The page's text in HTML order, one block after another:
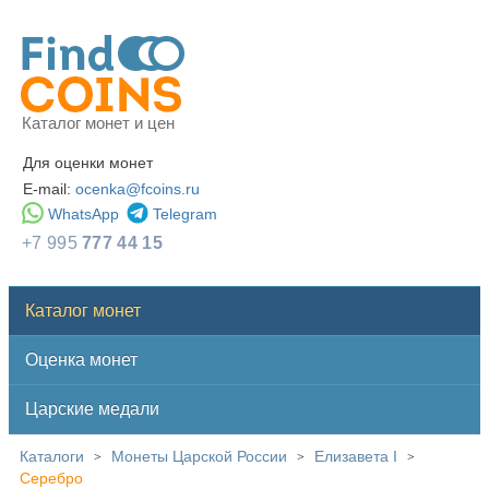
Каталог монет и цен
Для оценки монет
E-mail: ocenka@fcoins.ru
WhatsApp
Telegram
+7 995777 44 15
Каталог монет
Оценка монет
Царские медали
Каталоги > Монеты Царской России > Елизавета I >
Серебро